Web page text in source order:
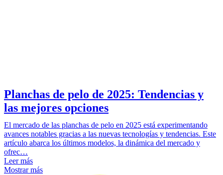
Planchas de pelo de 2025: Tendencias y
las mejores opciones
El mercado de las planchas de pelo en 2025 está experimentando
avances notables gracias a las nuevas tecnologías y tendencias. Este
artículo abarca los últimos modelos, la dinámica del mercado y
ofrec…
Leer más
Mostrar más